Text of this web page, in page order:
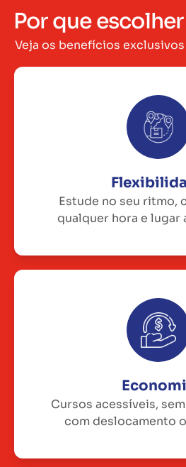
Por que
Veja os benefícios
Estude no seu ritmo,
qualquer hora e lugar
Cursos acessíveis,
com deslocamento